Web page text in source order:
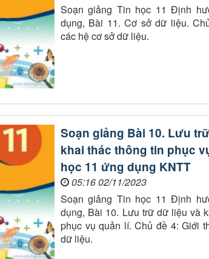
Soạn giảng Tin học 11 Định
dụng, Bài 11. Cơ sở dữ liệu.
các hệ cơ sở dữ liệu.
Soạn giảng Bài 10. Lưu
khai thác thông tin phục
học 11 ứng dụng KNTT
05:16 02/11/2023
Soạn giảng Tin học 11 Định
dụng, Bài 10. Lưu trữ dữ liệu và
phục vụ quản lí. Chủ đề 4: Giới
dữ liệu.